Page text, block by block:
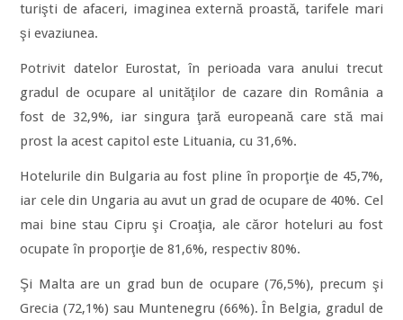
turişti de afaceri, imaginea externă proastă, tarifele mari
şi evaziunea.
Potrivit datelor Eurostat, în perioada vara anului trecut
gradul de ocupare al unităţilor de cazare din România a
fost de 32,9%, iar singura ţară europeană care stă mai
prost la acest capitol este Lituania, cu 31,6%.
Hotelurile din Bulgaria au fost pline în proporţie de 45,7%,
iar cele din Ungaria au avut un grad de ocupare de 40%. Cel
mai bine stau Cipru şi Croaţia, ale căror hoteluri au fost
ocupate în proporţie de 81,6%, respectiv 80%.
Şi Malta are un grad bun de ocupare (76,5%), precum şi
Grecia (72,1%) sau Muntenegru (66%). În Belgia, gradul de